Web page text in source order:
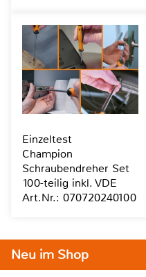
Neu im Shop
Einzeltest
Champion
Schraubendreher Set
100-teilig inkl. VDE
Art.Nr.: 070720240100